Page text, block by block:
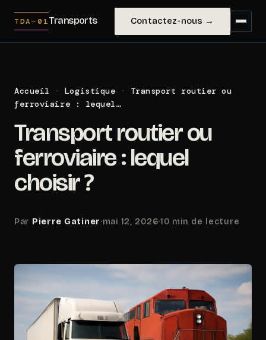
TDA—01Transports Contactez-nous →
Accueil · Logistique ·
Transport routier ou
ferroviaire : lequel…
Transport routier ou
ferroviaire : lequel
choisir ?
Par Pierre Gatiner·mai 12, 2026·10 min de lecture